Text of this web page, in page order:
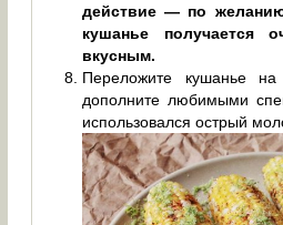
действие — по
кушанье получается
вкусным.
Переложите кушанье
дополните любимыми
использовался острый